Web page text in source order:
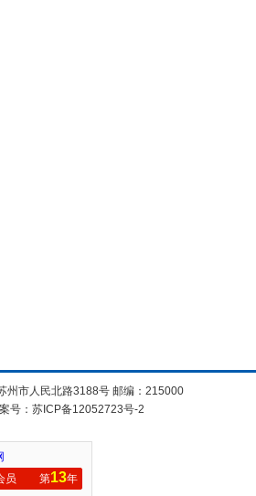
州市人民北路3188号 邮编：215000
号： 苏ICP备12052723号-2
员
第13年